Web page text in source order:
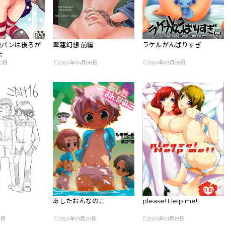
ンは後ろが
日
翠蓮幻想 前編
2024年04月08日
ラケルがんばりすぎ
2024年03月08日
あしたおんなのこ
2024年01月20日
please! Help me!!
2024年01月19日